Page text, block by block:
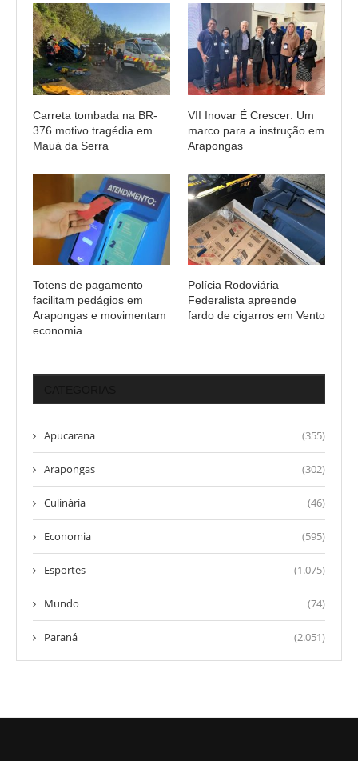
Carreta tombada na BR-
376 motivo tragédia em
Mauá da Serra
VII Inovar É Crescer: Um
marco para a instrução em
Arapongas
Totens de pagamento
facilitam pedágios em
Arapongas e movimentam
economia
Polícia Rodoviária
Federalista apreende
fardo de cigarros em Vento
Apucarana (355)
Arapongas (302)
Culinária (46)
Economia (595)
Esportes (1.075)
Mundo (74)
Paraná (2.051)